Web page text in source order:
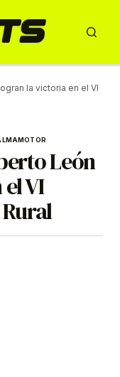
la victoria en el VI
MOTOR
León
VI